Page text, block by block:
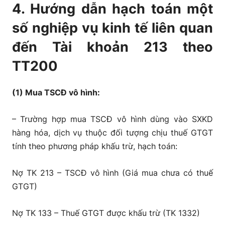
4. Hướng dẫn hạch toán một
số nghiệp vụ kinh tế liên quan
đến Tài khoản 213 theo
TT200
(1) Mua TSCĐ vô hình:
– Trường hợp mua TSCĐ vô hình dùng vào SXKD
hàng hóa, dịch vụ thuộc đối tượng chịu thuế GTGT
tính theo phương pháp khấu trừ, hạch toán:
Nợ TK 213 – TSCĐ vô hình (Giá mua chưa có thuế
GTGT)
Nợ TK 133 – Thuế GTGT được khấu trừ (TK 1332)